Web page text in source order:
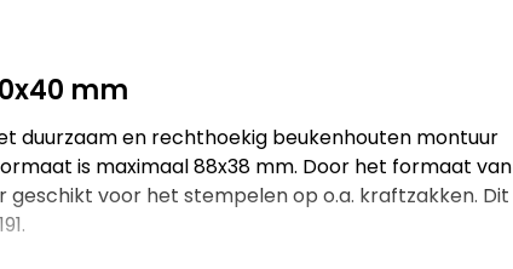
mm
duurzaam en rechthoekig beukenhouten montuur
is maximaal 88x38 mm. Door het formaat van
geschikt voor het stempelen op o.a. kraftzakken. Dit